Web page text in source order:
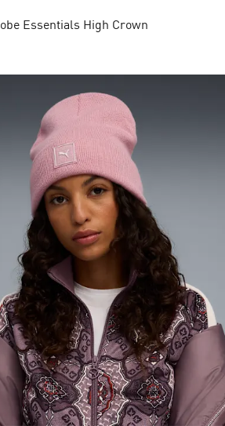
Essentials High Crown